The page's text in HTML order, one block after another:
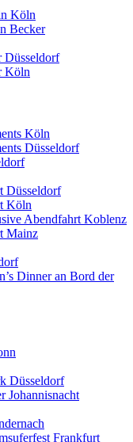
Köln
Becker
Köln
Köln
Düsseldorf
Düsseldorf
Köln
Abendfahrt Koblenz
Mainz
Dinner an Bord der
Düsseldorf
Johannisnacht
Frankfurt